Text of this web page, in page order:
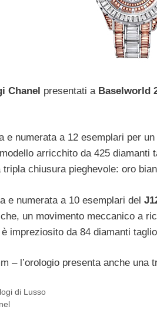
Chanel presentati a Baselworld
e numerata a 12 esemplari per
arricchito da 425
chiusura pieghevole: oro
e numerata a 10 esemplari del
un movimento meccanico a
impreziosito da 84 diamanti
– l’orologio presenta anche
di Lusso